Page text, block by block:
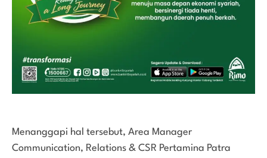
Menanggapi hal tersebut, Area Manager
Communication, Relations & CSR Pertamina Patra